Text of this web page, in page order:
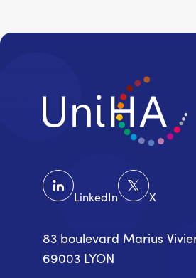
LinkedIn X
83 boulevard Marius
69003 LYON